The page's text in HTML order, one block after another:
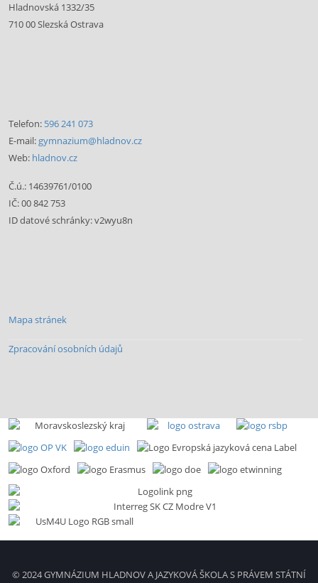
Hladnovská 1332/35
710 00 Slezská Ostrava
Telefon: 596 241 073
E-mail: gymnazium@hladnov.cz
Web: hladnov.cz
Č.ú.: 14639761/0100
IČ: 00 842 753
ID datové schránky: v2wyu8n
Mapa stránek
Zpracování osobních údajů
© 2024 GYMNÁZIUM HLADNOV A JAZYKOVÁ ŠKOLA S PRÁVEM STÁTNÍ